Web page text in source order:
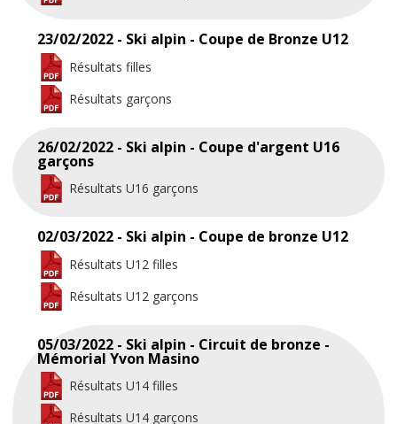
23/02/2022 - Ski alpin - Coupe de Bronze U12
Résultats filles
Résultats garçons
26/02/2022 - Ski alpin - Coupe d'argent U16
garçons
Résultats U16 garçons
02/03/2022 - Ski alpin - Coupe de bronze U12
Résultats U12 filles
Résultats U12 garçons
05/03/2022 - Ski alpin - Circuit de bronze -
Mémorial Yvon Masino
Résultats U14 filles
Résultats U14 garçons